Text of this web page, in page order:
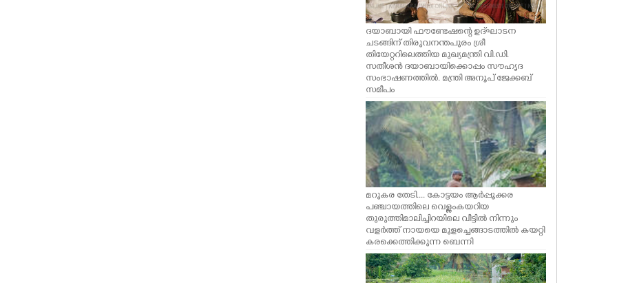
ദയാബായി ഫൗണ്ടേഷന്റെ ഉദ്‌ഘാടന
ചടങ്ങിന് തിരുവനന്തപുരം ശ്രീ
തിയേറ്ററിലെത്തിയ മുഖ്യമന്ത്രി വി.ഡി.
സതീശൻ ദയാബായിക്കൊപ്പം സൗഹൃദ
സംഭാഷണത്തിൽ. മന്ത്രി അനൂപ് ജേക്കബ്
സമീപം
മറുകര തേടി.... കോട്ടയം ആർപ്പൂക്കര
പഞ്ചായത്തിലെ വെള്ളംകയറിയ
തുരുത്തിമാലിച്ചിറയിലെ വീട്ടിൽ നിന്നും
വളർത്ത് നായയെ മുളച്ചെങ്ങാടത്തിൽ കയറ്റി
കരക്കെത്തിക്കുന്ന ബെന്നി